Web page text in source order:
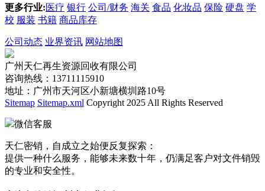
更多行业:医疗 银行 公司/财务 海关 食品 化妆品 保险 硬盘 学
校 服装 书籍 商品库存
公司动态 业界资讯 网站地图
广州天仁再生资源回收有限公司
咨询热线：13711115910
地址：广州市天河区小新塘横圳路10号
Sitemap Sitemap.xml Copyright 2025 All Rights Reserved
微信客服
天仁密销，自成立之始便反复探索：
提供一种什么服务，能够未来数十年，仍满足客户对文件销毁
的专业和安全性。